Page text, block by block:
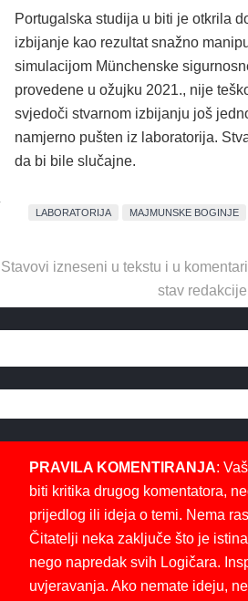
Portugalska studija u biti je otkrila
izbijanje kao rezultat snažno
simulacijom Münchenske
provedene u ožujku 2021., nije
svjedoči stvarnom izbijanju još
namjerno pušten iz laboratorija.
da bi bile slučajne.
LABORATORIJA MAJMUNSKE BOGINJE
Stavovi izneseni u tekstu i u
stav
PRAVILA KOMENTIRANJA:
biti kritika drugog komentatora,
prijedlog ili ideja o temi. Nema
Čitatelji neka zaključe što je
nego napredak svih Logičara.
uvjeravanja. Ako nemate ideju,